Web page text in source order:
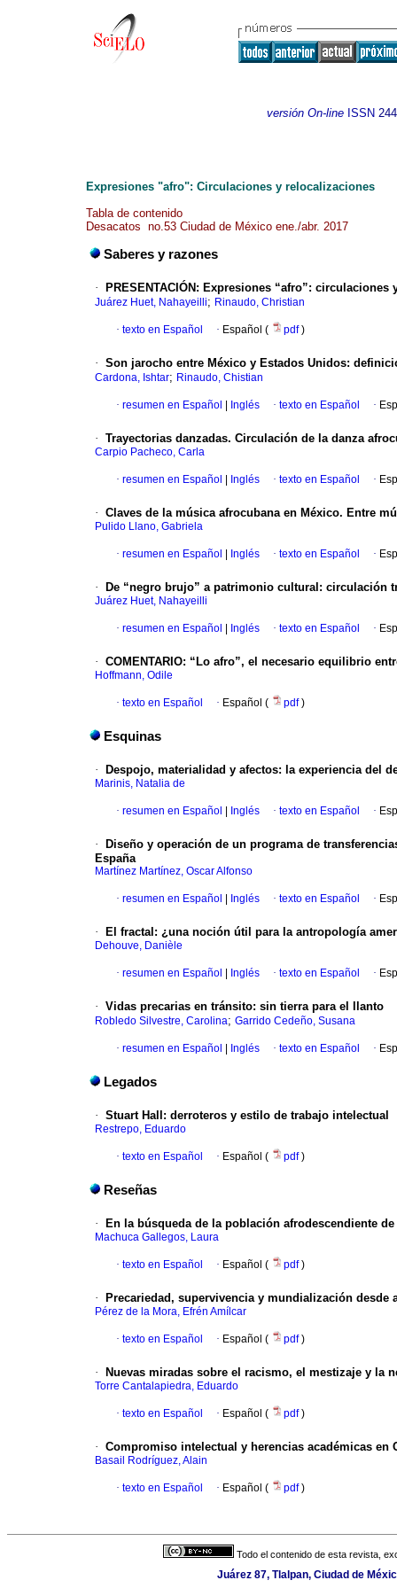
versión On-lineISSN
Expresiones "afro": Circulaciones y relocalizaciones
Tabla de contenido
Desacatos no.53 Ciudad de México ene./abr. 2017
Saberes y razones
· PRESENTACIÓN: Expresiones “afro”: circulaciones
Juárez Huet, Nahayeilli; Rinaudo, Christian
· texto en Español · Español ( pdf)
· Son jarocho entre México y Estados Unidos:
Cardona, Ishtar; Rinaudo, Chistian
· resumen en Español Inglés · texto en Español ·
· Trayectorias danzadas. Circulación de la danza
Carpio Pacheco, Carla
· resumen en Español Inglés · texto en Español ·
· Claves de la música afrocubana en México. Entre
Pulido Llano, Gabriela
· resumen en Español Inglés · texto en Español ·
· De “negro brujo” a patrimonio cultural: circulación
Juárez Huet, Nahayeilli
· resumen en Español Inglés · texto en Español ·
· COMENTARIO: “Lo afro”, el necesario equilibrio
Hoffmann, Odile
· texto en Español · Español ( pdf)
Esquinas
· Despojo, materialidad y afectos: la experiencia del
Marinis, Natalia de
· resumen en Español Inglés · texto en Español ·
·
Diseño y operación de un programa de
España
Martínez Martínez, Oscar Alfonso
· resumen en Español Inglés · texto en Español ·
· El fractal: ¿una noción útil para la antropología
Dehouve, Danièle
· resumen en Español Inglés · texto en Español ·
· Vidas precarias en tránsito: sin tierra para el llanto
Robledo Silvestre, Carolina; Garrido Cedeño, Susana
· resumen en Español Inglés · texto en Español ·
Legados
· Stuart Hall: derroteros y estilo de trabajo intelectual
Restrepo, Eduardo
· texto en Español · Español ( pdf)
Reseñas
· En la búsqueda de la población afrodescendiente
Machuca Gallegos, Laura
· texto en Español · Español ( pdf)
· Precariedad, supervivencia y mundialización desde
Pérez de la Mora, Efrén Amílcar
· texto en Español · Español ( pdf)
· Nuevas miradas sobre el racismo, el mestizaje y la
Torre Cantalapiedra, Eduardo
· texto en Español · Español ( pdf)
· Compromiso intelectual y herencias académicas en
Basail Rodríguez, Alain
· texto en Español · Español ( pdf)
Todo el contenido de esta revista,
Juárez 87, Tlalpan, Ciudad de